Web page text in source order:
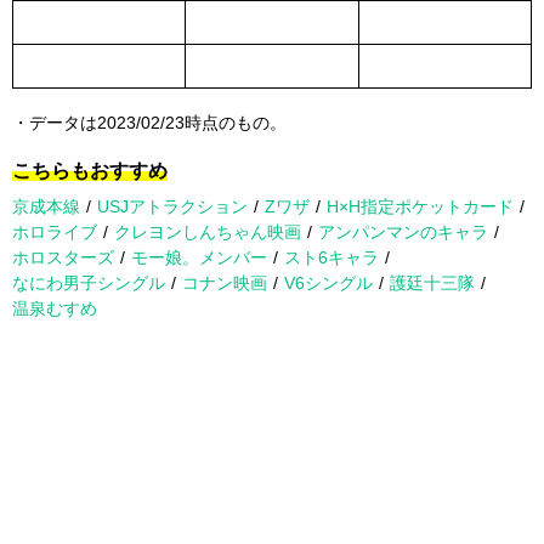
・データは2023/02/23時点のもの。
こちらもおすすめ
京成本線 USJアトラクション Zワザ
H×H指定ポケットカード
ホロライブ
クレヨンしんちゃん映画
アンパンマンのキャラ
ホロスターズ
モー娘。メンバー
スト6キャラ
なにわ男子シングル
コナン映画 V6シングル
護廷十三隊
温泉むすめ